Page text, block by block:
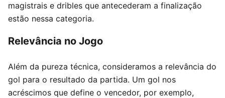
magistrais e dribles que antecederam a finalização
estão nessa categoria.
Relevância no Jogo
Além da pureza técnica, consideramos a relevância do
gol para o resultado da partida. Um gol nos
acréscimos que define o vencedor, por exemplo,